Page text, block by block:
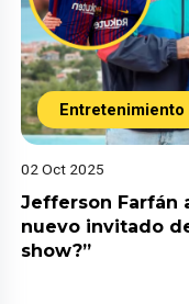
Entretenimiento
02 Oct 2025
Jefferson Farfán
nuevo invitado de
show?”